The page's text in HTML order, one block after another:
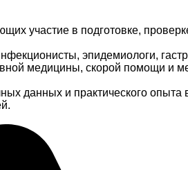
участие в подготовке,
эпидемиологи,
медицины, скорой помощи и
данных и практического